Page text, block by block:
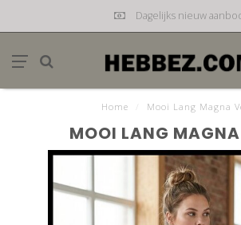
Dagelijks nieuw
Home Mooi Lang Magna
MOOI LANG